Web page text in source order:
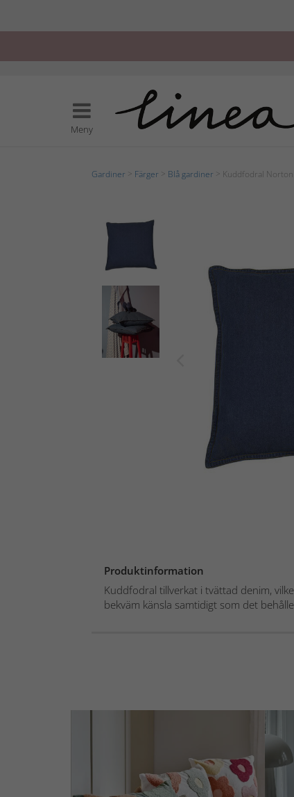
Meny
Gardiner Färger Blå gardiner > Kuddfodral
Produktinformation
Kuddfodral tillverkat i tvättad denim,
bekväm känsla samtidigt som det